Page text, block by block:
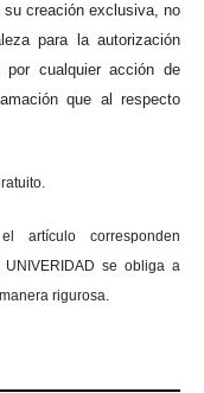
creación exclusiva, no
para la autorización
por cualquier acción de
que al respecto
artículo corresponden
se obliga a
rigurosa.